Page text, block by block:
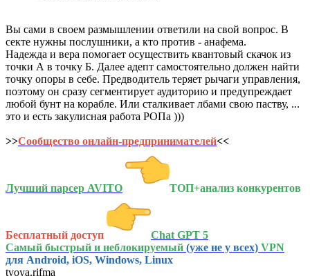
Вы сами в своем размышлении ответили на свой вопрос. В
секте нужны послушники, а кто против - анафема.
Надежда и вера помогает осуществить квантовый скачок из
точки А в точку Б. Далее адепт самостоятельно должен найти
точку опоры в себе. Предводитель теряет рычаги управления,
поэтому он сразу сегментирует аудиторию и предупреждает
любой бунт на корабле. Или сталкивает лбами свою паству, ...
это и есть закулисная работа РОПа )))
>>Сообщество онлайн-предпринимателей<<
Лучший парсер AVITO ТОП+анализ конкурентов
Бесплатный доступ
Chat GPT 5
Самый быстрый и неблокируемый (уже не у всех) VPN
для Android, iOS, Windows, Linux
tvoya.rifma